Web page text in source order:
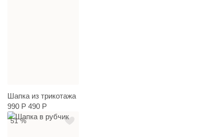
Шапка из трикотажа
990 Р 490 Р
51 %